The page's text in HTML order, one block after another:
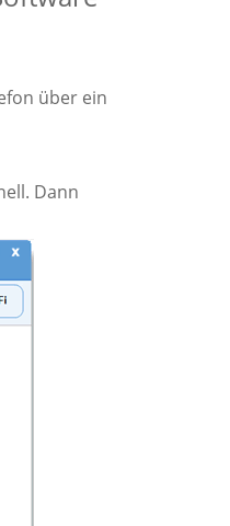
über ein
Dann